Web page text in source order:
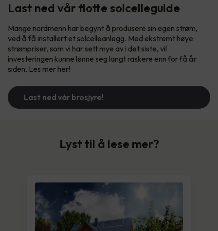
Last ned vår flotte solcelleguide
Mange nordmenn har begynt å produsere sin egen strøm,
ved å få installert et solcelleanlegg. Med ekstremt høye
strømpriser, som vi har sett mye av i det siste, vil
investeringen kunne lønne seg langt raskere enn for få år
siden. Les mer her!
Last ned vår brosjyre!
Lyst til å lese mer?